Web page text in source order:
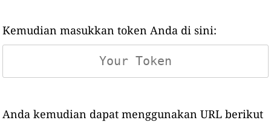
Kemudian masukkan token Anda di sini:
Anda kemudian dapat menggunakan URL berikut